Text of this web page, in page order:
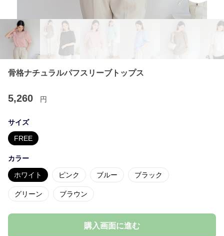
骨格ナチュラルパフスリーブトップス
5,260 円
サイズ
FREE
カラー
ホワイト ピンク ブルー ブラック
グリーン ブラウン
購入画面に進む